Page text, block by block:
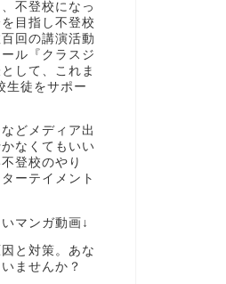
不登校になっ
目指し不登校
回の講演活動
ル『クラスジ
して、これま
生徒をサポー
どメディア出
なくてもいい
登校のやり
ーテイメント
マンガ動画↓
と対策。あな
ませんか？